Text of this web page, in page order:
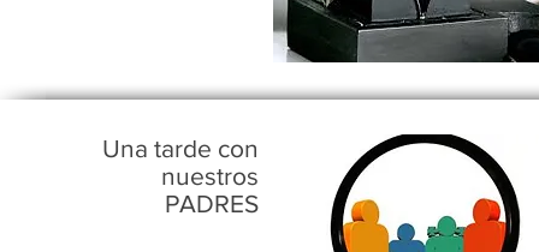
Una tarde con
nuestros
PADRES